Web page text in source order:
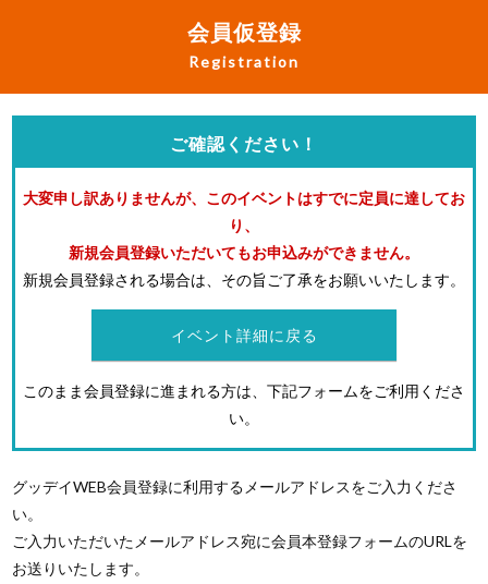
会員仮登録
Registration
ご確認ください！
大変申し訳ありませんが、このイベントはすでに定員に達してお
り、
新規会員登録いただいてもお申込みができません。
新規会員登録される場合は、その旨ご了承をお願いいたします。
イベント詳細に戻る
このまま会員登録に進まれる方は、下記フォームをご利用くださ
い。
グッデイWEB会員登録に利用するメールアドレスをご入力くださ
い。
ご入力いただいたメールアドレス宛に会員本登録フォームのURLを
お送りいたします。